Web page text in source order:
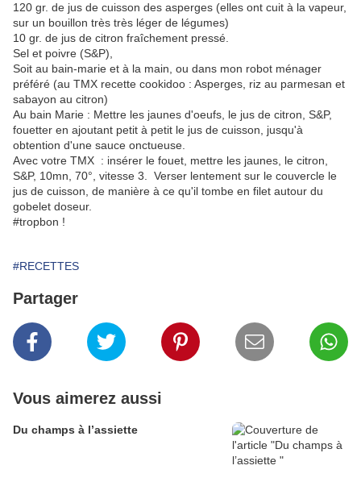
120 gr. de jus de cuisson des asperges (elles ont cuit à la vapeur,
sur un bouillon très très léger de légumes)
10 gr. de jus de citron fraîchement pressé.
Sel et poivre (S&P),
Soit au bain-marie et à la main, ou dans mon robot ménager
préféré (au TMX recette cookidoo : Asperges, riz au parmesan et
sabayon au citron)
Au bain Marie : Mettre les jaunes d'oeufs, le jus de citron, S&P,
fouetter en ajoutant petit à petit le jus de cuisson, jusqu'à
obtention d'une sauce onctueuse.
Avec votre TMX : insérer le fouet, mettre les jaunes, le citron,
S&P, 10mn, 70°, vitesse 3. Verser lentement sur le couvercle le
jus de cuisson, de manière à ce qu'il tombe en filet autour du
gobelet doseur.
#tropbon !
#RECETTES
Partager
Vous aimerez aussi
Du champs à l’assiette